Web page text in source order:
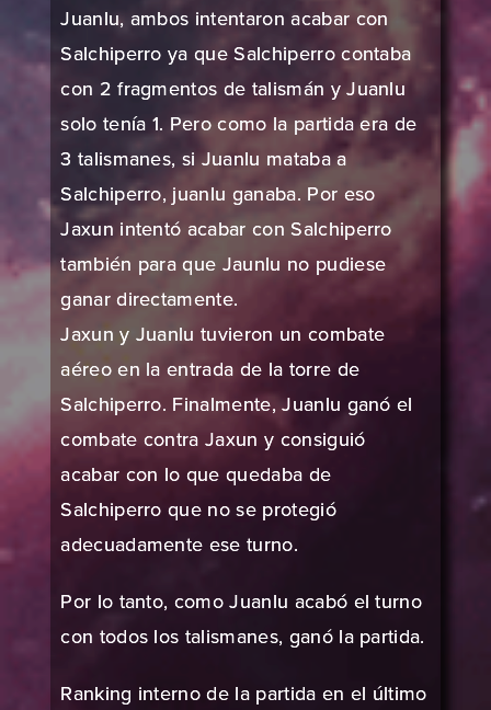
Juanlu, ambos intentaron acabar con
Salchiperro ya que Salchiperro contaba
con 2 fragmentos de talismán y Juanlu
solo tenía 1. Pero como la partida era de
3 talismanes, si Juanlu mataba a
Salchiperro, juanlu ganaba. Por eso
Jaxun intentó acabar con Salchiperro
también para que Jaunlu no pudiese
ganar directamente.
Jaxun y Juanlu tuvieron un combate
aéreo en la entrada de la torre de
Salchiperro. Finalmente, Juanlu ganó el
combate contra Jaxun y consiguió
acabar con lo que quedaba de
Salchiperro que no se protegió
adecuadamente ese turno.
Por lo tanto, como Juanlu acabó el turno
con todos los talismanes, ganó la partida.
Ranking interno de la partida en el último